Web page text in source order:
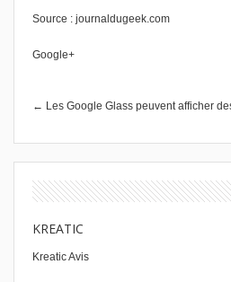
Source : journaldugeek.com
Google+
← Les Google Glass peuvent afficher
KREATIC
Kreatic Avis